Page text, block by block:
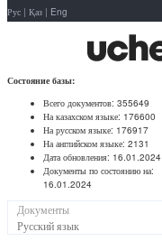
Рус | Қаз | Eng
Состояние базы:
Всего документов: 355649
На казахском языке: 176600
На русском языке: 176917
На английском языке: 2131
Дата обновления: 16.01.2024
Документы по состоянию на:
16.01.2024
Документы
Русский язык